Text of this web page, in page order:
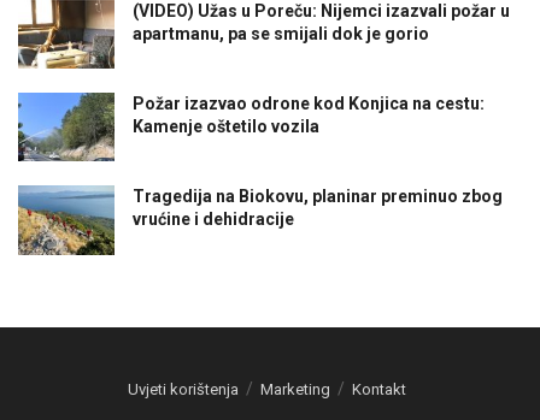
(VIDEO) Užas u Poreču: Nijemci izazvali požar u
apartmanu, pa se smijali dok je gorio
Požar izazvao odrone kod Konjica na cestu:
Kamenje oštetilo vozila
Tragedija na Biokovu, planinar preminuo zbog
vrućine i dehidracije
Uvjeti korištenja Marketing Kontakt